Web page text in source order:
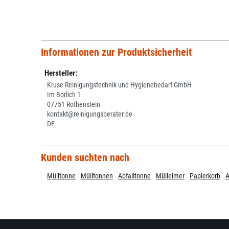
Informationen zur Produktsicherheit
Hersteller:
Kruse Reinigungstechnik und Hygienebedarf GmbH
Im Borlich 1
07751 Rothenstein
kontakt@reinigungsberater.de
DE
Kunden suchten nach
Mülltonne Mülltonnen Abfalltonne Mülleimer Papierkorb